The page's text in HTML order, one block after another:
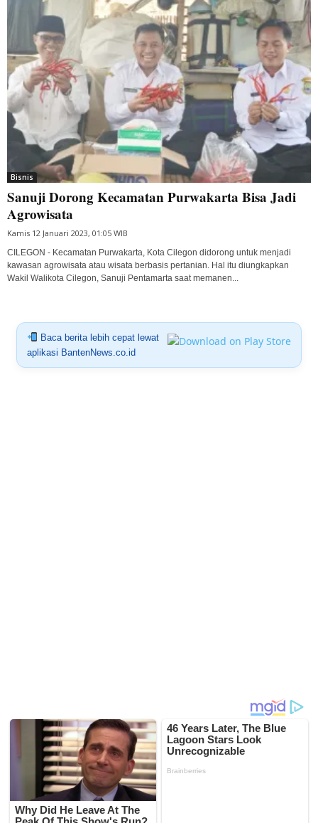
Bisnis
Sanuji Dorong Kecamatan Purwakarta Bisa Jadi
Agrowisata
Kamis 12 Januari 2023, 01:05 WIB
CILEGON - Kecamatan Purwakarta, Kota Cilegon didorong untuk menjadi
kawasan agrowisata atau wisata berbasis pertanian. Hal itu diungkapkan
Wakil Walikota Cilegon, Sanuji Pentamarta saat memanen...
Baca berita lebih cepat lewat
aplikasi BantenNews.co.id